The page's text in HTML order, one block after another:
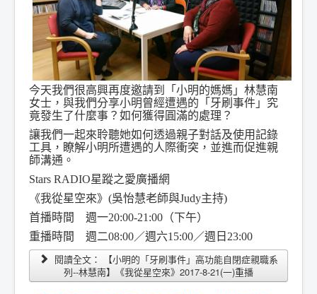
今天我們很高興再度邀請到「小明的媽媽」林慧南
女士，與我們分享小明曾經遭遇的「牙刷事件」究
竟發生了什麼事？如何獲得圓滿的處理？
讓我們一起來聆聽她如何透過親子對話及使用記錄
工具，瞭解小明所遭遇的人際衝突，並進而促進親
師溝通。
Stars RADIO星蹤之愛廣播網
《我從星空來》(吳怡慧老師與Judy主持)
首播時間 週一20:00-21:00（下午）
重播時間 週二08:00／週六15:00／週日23:00
閱讀全文： 【小明的「牙刷事件」高功能自閉症親職系
列--林慧南】《我從星空來》2017-8-21(一)重播